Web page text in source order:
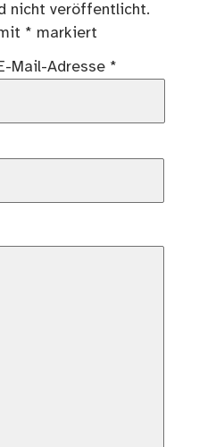
nicht veröffentlicht.
* markiert
Mail-Adresse *